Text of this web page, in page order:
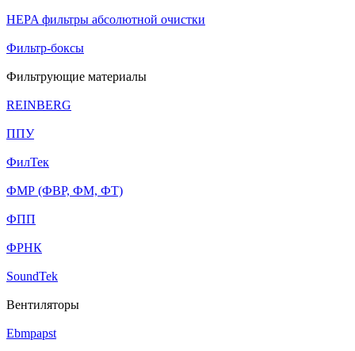
HEPA фильтры абсолютной очистки
Фильтр-боксы
Фильтрующие материалы
REINBERG
ППУ
ФилТек
ФМР (ФВР, ФМ, ФТ)
ФПП
ФРНК
SoundTek
Вентиляторы
Ebmpapst